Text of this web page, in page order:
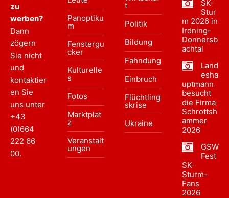
zu
werben?
Dann
zögern
Sie nicht
und
kontaktier
en Sie
uns unter
+43
(0)664
222 66
00.
Panoptiku
m
Fenstergu
cker
Kulturelle
s
Fotos
Marktplat
z
Veranstalt
ungen
t
Politik
Bildung
Fahndung
Einbruch
Flüchtling
skrise
Ukraine
SK-
Stur
m 2026 in
Irdning-
Donnersb
achtal
Land
esha
uptmann
besucht
die Firma
Schrottsh
ammer
2026
GSW
Fest
SK-
Sturm-
Fans
2026